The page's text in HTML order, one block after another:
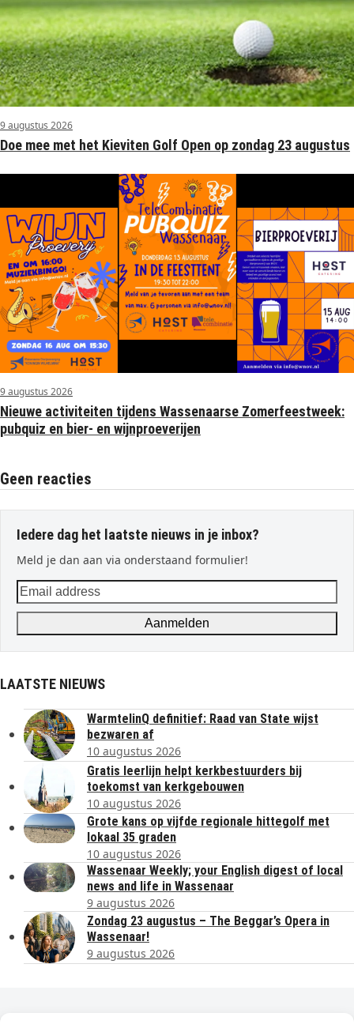
9 augustus 2026
Doe mee met het Kieviten Golf Open op zondag 23 augustus
9 augustus 2026
Nieuwe activiteiten tijdens Wassenaarse Zomerfeestweek:
pubquiz en bier- en wijnproeverijen
Geen reacties
Iedere dag het laatste nieuws in je inbox?
Meld je dan aan via onderstaand formulier!
Email
address
Aanmelden
LAATSTE NIEUWS
WarmtelinQ definitief: Raad van State wijst
bezwaren af
10 augustus 2026
Gratis leerlijn helpt kerkbestuurders bij
toekomst van kerkgebouwen
10 augustus 2026
Grote kans op vijfde regionale hittegolf met
lokaal 35 graden
10 augustus 2026
Wassenaar Weekly; your English digest of local
news and life in Wassenaar
9 augustus 2026
Zondag 23 augustus – The Beggar’s Opera in
Wassenaar!
9 augustus 2026